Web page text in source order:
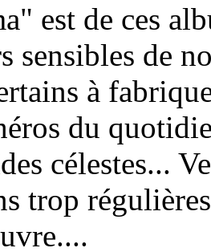
est de ces
sensibles de
à
du
célestes...
trop